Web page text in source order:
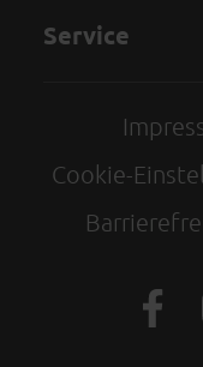
Service
Cookie-